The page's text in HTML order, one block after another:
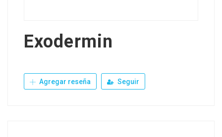
Exodermin
Agregar reseña Seguir